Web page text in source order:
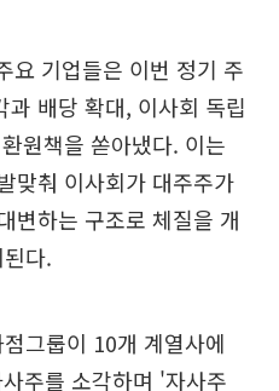
요 기업들은 이번 정기 주
배당 확대, 이사회 독립
원책을 쏟아냈다. 이는
맞춰 이사회가 대주주가
변하는 구조로 체질을 개
다.
그룹이 10개 계열사에
주를 소각하며 '자사주